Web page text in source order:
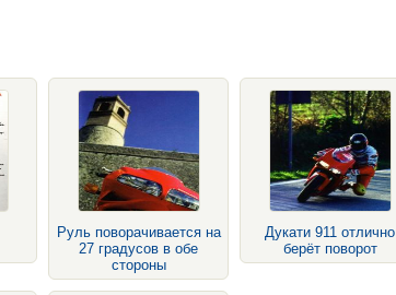
Руль поворачивается на
27 градусов в обе
стороны
Дукати 911 отлично
берёт поворот